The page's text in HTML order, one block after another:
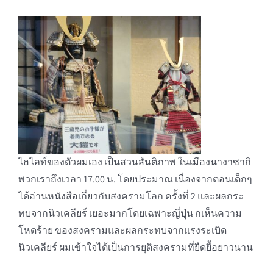
ไฮไลท์ของตัวผมเอง เป็นสวนสันติภาพ ในเมืองนางาซากิ
พวกเราถึงเวลา 17.00 น. โดยประมาณ เนื่องจากตอนเด็กๆ
ได้อ่านหนังสือเกี่ยวกับสงครามโลก ครั้งที่ 2 และผลกระ
ทบจากนิวเคลียร์ เยอะมากโดยเฉพาะญี่ปุุ่น กเห็นความ
โหดร้าย ของสงครามและผลกระทบจากแรงระเบิด
นิวเคลียร์ ผมเข้าใจได้เป็นการยุติสงครามที่ยืดยื้อยาวนาน